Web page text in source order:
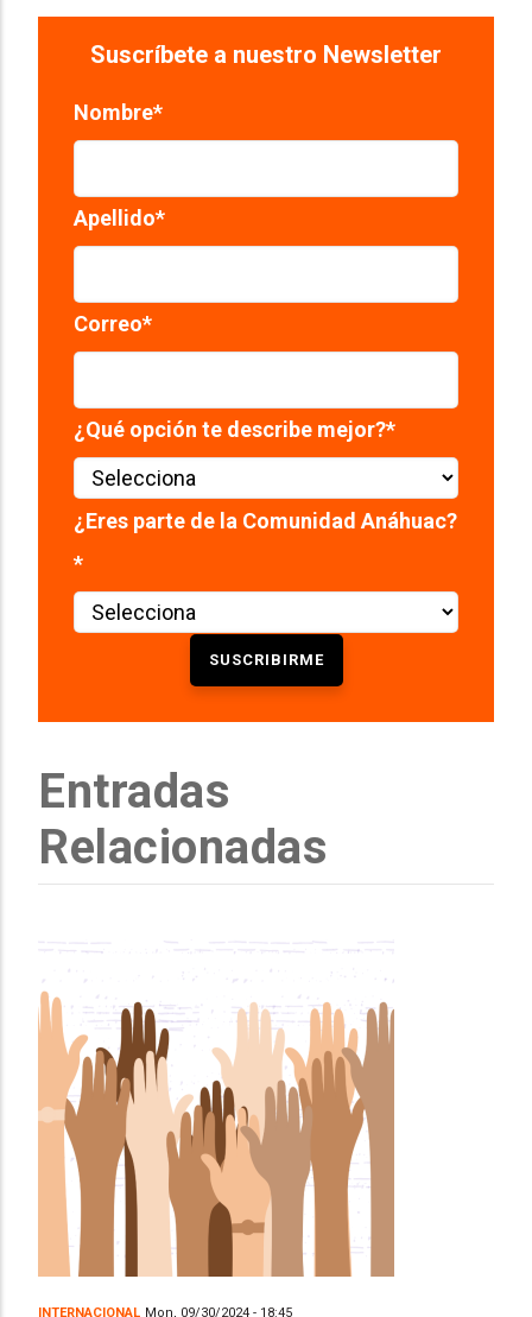
Suscríbete a nuestro Newsletter
Nombre*
Apellido*
Correo*
¿Qué opción te describe mejor?*
¿Eres parte de la Comunidad Anáhuac?
*
Entradas
Relacionadas
INTERNACIONAL Mon, 09/30/2024 - 18:45